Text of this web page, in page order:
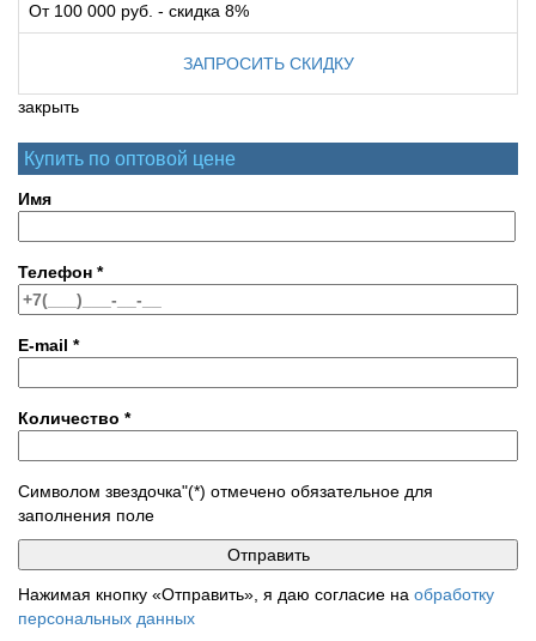
От 100 000 руб. - скидка 8%
ЗАПРОСИТЬ СКИДКУ
закрыть
Купить по оптовой цене
Имя
Телефон *
E-mail *
Количество *
Символом звездочка"(*) отмечено обязательное для
заполнения поле
Нажимая кнопку «Отправить», я даю согласие на обработку
персональных данных